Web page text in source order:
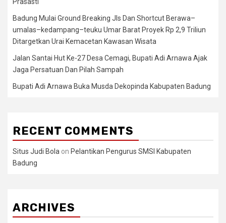
Badung Mulai Ground Breaking Jls Dan Shortcut Berawa–
umalas–kedampang–teuku Umar Barat Proyek Rp 2,9 Triliun
Ditargetkan Urai Kemacetan Kawasan Wisata
Jalan Santai Hut Ke-27 Desa Cemagi, Bupati Adi Arnawa Ajak
Jaga Persatuan Dan Pilah Sampah
Bupati Adi Arnawa Buka Musda Dekopinda Kabupaten Badung
RECENT COMMENTS
Situs Judi Bola on Pelantikan Pengurus SMSI Kabupaten
Badung
ARCHIVES